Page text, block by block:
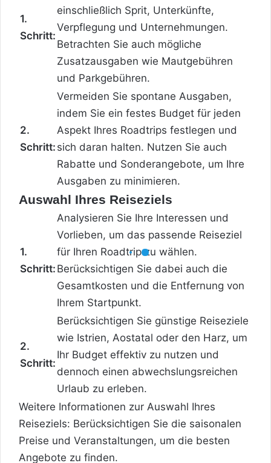
1.
Schritt:
einschließlich Sprit, Unterkünfte,
Verpflegung und Unternehmungen.
Betrachten Sie auch mögliche
Zusatzausgaben wie Mautgebühren
und Parkgebühren.
2.
Schritt:
Vermeiden Sie spontane Ausgaben,
indem Sie ein festes Budget für jeden
Aspekt Ihres Roadtrips festlegen und
sich daran halten. Nutzen Sie auch
Rabatte und Sonderangebote, um Ihre
Ausgaben zu minimieren.
Auswahl Ihres Reiseziels
1.
Schritt:
Analysieren Sie Ihre Interessen und
Vorlieben, um das passende Reiseziel
für Ihren Roadtrip zu wählen.
Berücksichtigen Sie dabei auch die
Gesamtkosten und die Entfernung von
Ihrem Startpunkt.
2.
Schritt:
Berücksichtigen Sie günstige Reiseziele
wie Istrien, Aostatal oder den Harz, um
Ihr Budget effektiv zu nutzen und
dennoch einen abwechslungsreichen
Urlaub zu erleben.
Weitere Informationen zur Auswahl Ihres
Reiseziels: Berücksichtigen Sie die saisonalen
Preise und Veranstaltungen, um die besten
Angebote zu finden.